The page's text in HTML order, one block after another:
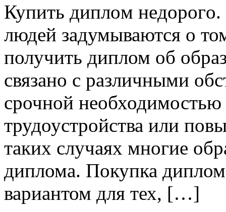
Купить диплoм
людей задумываются о
получить диплом об
связано с различными
срочной необходимостью
трудоустройства или
таких случаях многие
диплома. Покупка
вариантом для тех, […]